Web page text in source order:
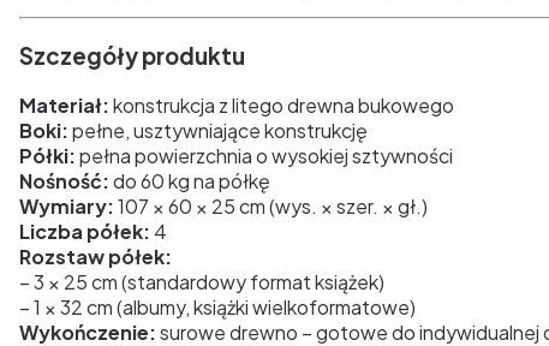
Szczegóły produktu
Materiał:konstrukcja z litego drewna bukowego
Boki:pełne, usztywniające konstrukcję
Półki:pełna powierzchnia o wysokiej sztywności
Nośność:do 60 kg na półkę
Wymiary:107 × 60 × 25 cm (wys. × szer. × gł.)
Liczba półek: 4
Rozstaw półek:
– 3 × 25 cm (standardowy format książek)
– 1 × 32 cm (albumy, książki wielkoformatowe)
Wykończenie:surowe drewno – gotowe do indywidualnej